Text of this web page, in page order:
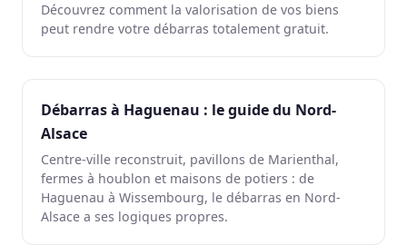
Découvrez comment la valorisation de vos biens
peut rendre votre débarras totalement gratuit.
Débarras à Haguenau : le guide du Nord-
Alsace
Centre-ville reconstruit, pavillons de Marienthal,
fermes à houblon et maisons de potiers : de
Haguenau à Wissembourg, le débarras en Nord-
Alsace a ses logiques propres.